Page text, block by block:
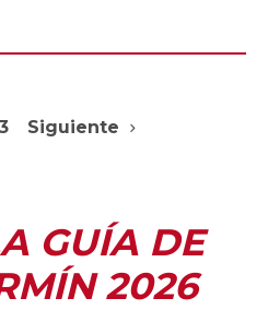
Siguiente
GUÍA DE
2026